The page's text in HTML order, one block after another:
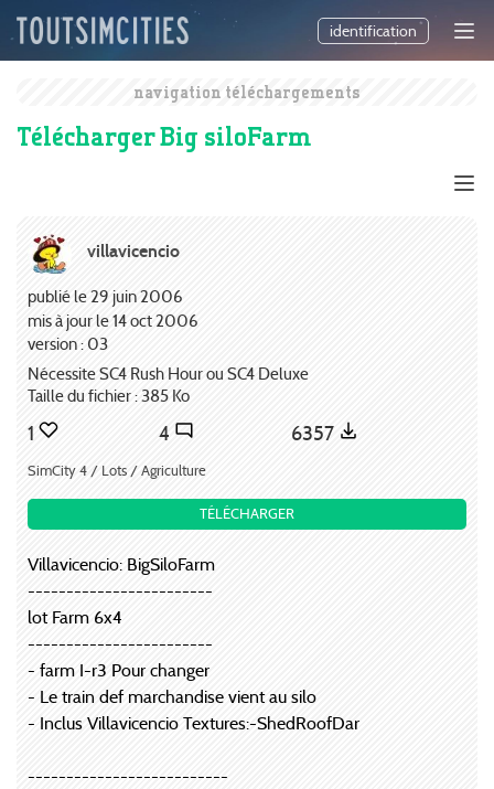
identification
navigation téléchargements
Télécharger Big siloFarm
villavicencio
publié le 29 juin 2006
mis à jour le 14 oct 2006
version : 03
Nécessite SC4 Rush Hour ou SC4 Deluxe
Taille du fichier : 385 Ko
1 4 6357
SimCity 4 / Lots / Agriculture
TÉLÉCHARGER
Villavicencio: BigSiloFarm
------------------------
lot Farm 6x4
------------------------
- farm I-r3 Pour changer
- Le train def marchandise vient au silo
- Inclus Villavicencio Textures:-ShedRoofDar
--------------------------